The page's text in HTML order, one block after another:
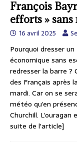
François
efforts »
16 avril 2025
Pourquoi dresser
économique sans
redresser la barre ?
des Français après
mardi. Car on se
météo qu’en
Churchill.
suite de l'article]